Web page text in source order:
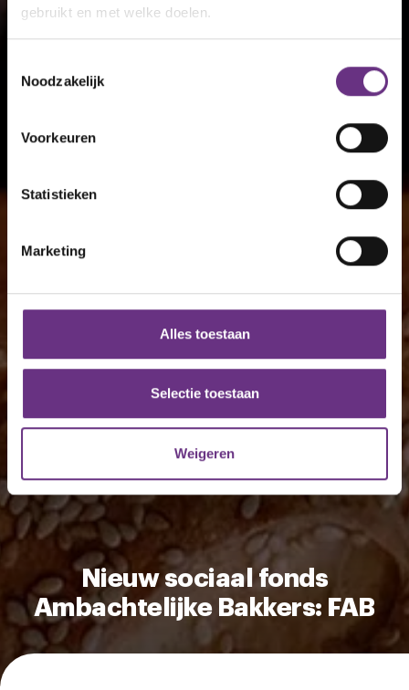
gebruikt en met welke doelen.
Informatie verzamelen over uw geografische
Uw apparaat identificeren door het actief te
scannen op specifieke eigenschappen (fingerprinting)
verwerkt en stel uw voorkeuren in het
detailgedeelte in.
en om ons websiteverkeer te analyseren. Ook delen we
partners voor social media, adverteren en analyse. Deze
partners kunnen deze gegevens combineren met andere
informatie die u aan ze heeft verstrekt of die ze hebben
verzameld op basis van uw gebruik van hun services.
U kunt uw toestemming op elk moment wijzigen of
intrekken via de
cookieverklaring of door te klikken op
het ronde cookie-instellingenicoontje linksonder op de
Noodzakelijk
Voorkeuren
Statistieken
Marketing
Alles toestaan
Selectie toestaan
Weigeren
Nieuw sociaal fonds
Ambachtelijke Bakkers: FAB